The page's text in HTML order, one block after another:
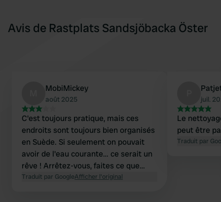
Avis de Rastplats Sandsjöbacka Öster
MobiMickey
août 2025
C'est toujours pratique, mais ces
endroits sont toujours bien organisés
en Suède. Si seulement on pouvait
avoir de l'eau courante… ce serait un
rêve ! Arrêtez-vous, faites ce que
vous voulez et repartez !
Traduit par GoogleAfficher l'original
juil.
Le
peut être
Traduit par